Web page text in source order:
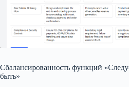
Сбалансированность функций
быть»